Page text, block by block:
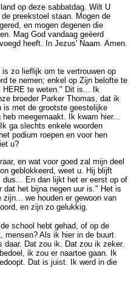
op deze sabbatdag. Wilt U
preekstoel staan. Mogen de
en mogen degenen die
Mag God vandaag geëerd
heeft. In Jezus' Naam. Amen.
is zo lieflijk om te vertrouwen op
te nemen; enkel op Zijn belofte te
te weten." Dit is... Ik
broeder Parker Thomas, dat ik
is met de grootste geestelijke
meegemaakt. Ik kwam hier...
ga slechts enkele woorden
podium roepen en voor hen
u?
en wat voor goed zal mijn deel
geblokkeerd, weet u. Hij blijft
En dan lijkt het er eerst op of
het bijna negen uur is." Het is
we houden er gewoon van
en zijn zo gelukkig.
school hebt gehad, of op de
mensen? Als ik hier in de buurt
Dat zou ik. Dat zou ik zeker.
ik zou er naartoe gaan. Ik
Dat is juist. Ik werd in die